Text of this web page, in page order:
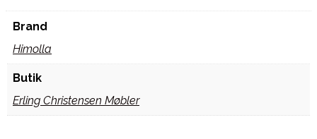
Brand
Himolla
Butik
Erling Christensen Møbler